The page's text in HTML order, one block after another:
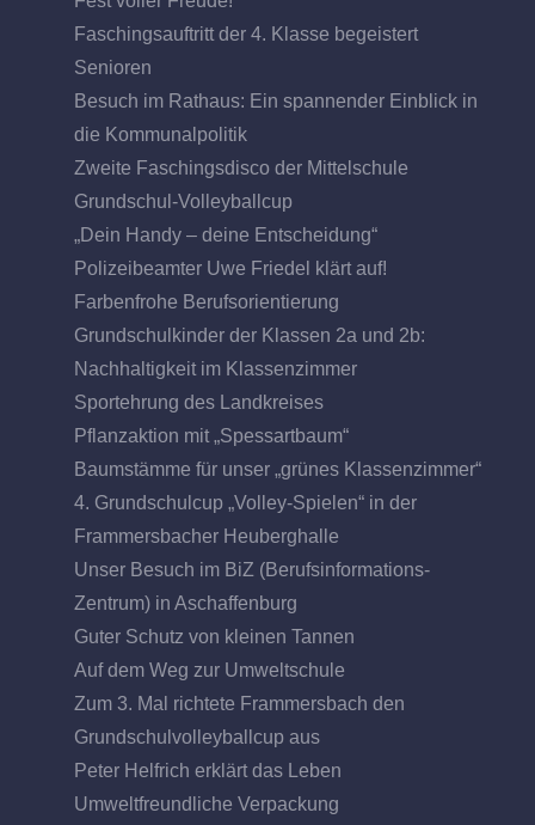
Faschingsauftritt der 4. Klasse begeistert
Senioren
Besuch im Rathaus: Ein spannender Einblick in
die Kommunalpolitik
Zweite Faschingsdisco der Mittelschule
Grundschul-Volleyballcup
„Dein Handy – deine Entscheidung“
Polizeibeamter Uwe Friedel klärt auf!
Farbenfrohe Berufsorientierung
Grundschulkinder der Klassen 2a und 2b:
Nachhaltigkeit im Klassenzimmer
Sportehrung des Landkreises
Pflanzaktion mit „Spessartbaum“
Baumstämme für unser „grünes Klassenzimmer“
4. Grundschulcup „Volley-Spielen“ in der
Frammersbacher Heuberghalle
Unser Besuch im BiZ (Berufsinformations-
Zentrum) in Aschaffenburg
Guter Schutz von kleinen Tannen
Auf dem Weg zur Umweltschule
Zum 3. Mal richtete Frammersbach den
Grundschulvolleyballcup aus
Peter Helfrich erklärt das Leben
Umweltfreundliche Verpackung